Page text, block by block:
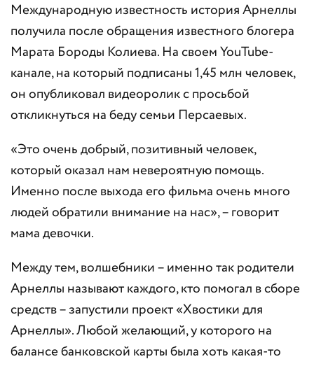
Международную известность история Арнеллы
получила после обращения известного блогера
Марата Бороды Колиева. На своем YouTube-
канале, на который подписаны 1,45 млн человек,
он опубликовал видеоролик с просьбой
откликнуться на беду семьи Персаевых.
«Это очень добрый, позитивный человек,
который оказал нам невероятную помощь.
Именно после выхода его фильма очень много
людей обратили внимание на нас», – говорит
мама девочки.
Между тем, волшебники – именно так родители
Арнеллы называют каждого, кто помогал в сборе
средств – запустили проект «Хвостики для
Арнеллы». Любой желающий, у которого на
балансе банковской карты была хоть какая-то